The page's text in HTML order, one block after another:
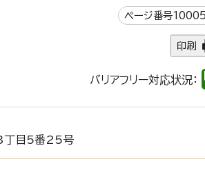
ページ番号
印刷
バリアフリー対応状況：
丁目5番25号